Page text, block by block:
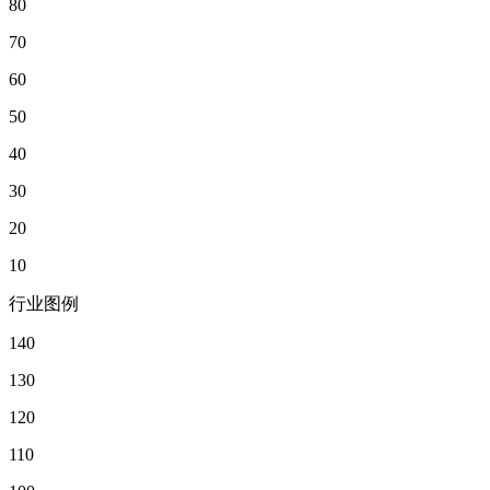
80
70
60
50
40
30
20
10
行业图例
140
130
120
110